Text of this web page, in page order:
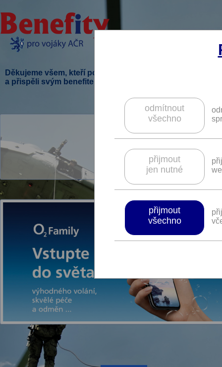
Děkujeme všem, kteří podpořili tento projekt
a přispěli svým benefitem.
odmítnout
všechno
přijmout
jen nutné
přijmout
všechno
V tomto kraji je